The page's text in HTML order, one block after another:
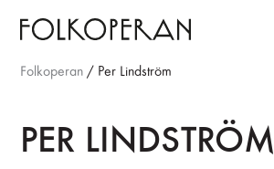
Gå till huvudinnehåll
Gå till sidfot
Folkoperan / Per Lindström
PER LINDSTRÖM